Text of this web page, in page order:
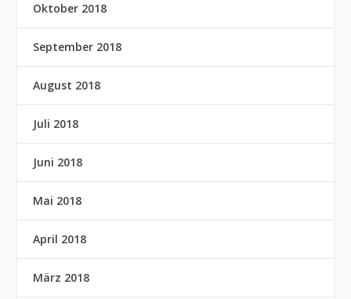
Oktober 2018
September 2018
August 2018
Juli 2018
Juni 2018
Mai 2018
April 2018
März 2018